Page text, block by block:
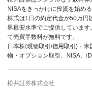
NISAをきっかけに投資を始め
株式は1日の約定代金が50万円
界最安水準でご提供していま
て売買手数料が無料です。
日本株(現物取引/信用取引)・
物・オプション取引、NISA、
松井証券株式会社